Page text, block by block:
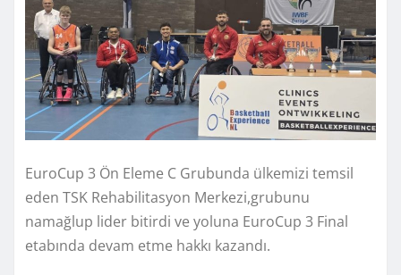
EuroCup 3 Ön Eleme C Grubunda ülkemizi temsil
eden TSK Rehabilitasyon Merkezi,grubunu
namağlup lider bitirdi ve yoluna EuroCup 3 Final
etabında devam etme hakkı kazandı.